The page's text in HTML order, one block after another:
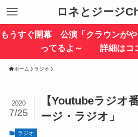
ロネとジージ
もうすぐ開幕 公演「クラウンが
ってるよ～ 詳細はコ
ホーム ラジオ
【Youtubeラジオ
ージ・ラジオ」
2020
7/25
ラジオ